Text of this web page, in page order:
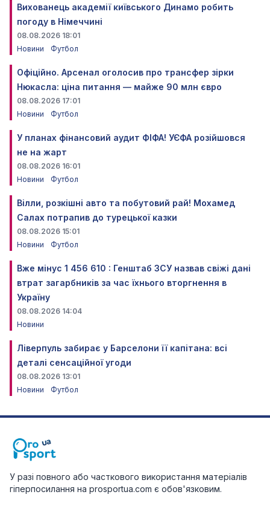
Вихованець академії київського Динамо робить
погоду в Німеччині
08.08.2026 18:01
Новини
Футбол
Офіційно. Арсенал оголосив про трансфер зірки
Нюкасла: ціна питання — майже 90 млн євро
08.08.2026 17:01
Новини
Футбол
У планах фінансовий аудит ФІФА! УЄФА розійшовся
не на жарт
08.08.2026 16:01
Новини
Футбол
Вілли, розкішні авто та побутовий рай! Мохамед
Салах потрапив до турецької казки
08.08.2026 15:01
Новини
Футбол
Вже мінус 1 456 610 : Генштаб ЗСУ назвав свіжі дані
втрат загарбників за час їхнього вторгнення в
Україну
08.08.2026 14:04
Новини
Ліверпуль забирає у Барселони її капітана: всі
деталі сенсаційної угоди
08.08.2026 13:01
Новини
Футбол
У разі повного або часткового використання матеріалів
гіперпосилання на prosportua.com є обов'язковим.